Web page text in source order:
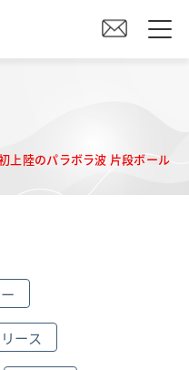
上陸のパラボラ波 片段ボール
ース